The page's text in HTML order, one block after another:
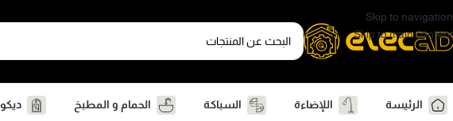
Skip to navigation
Skip to main content
الرئيسة اللإضاءة السباكة الحمام و المطبخ
الرئيسية
كهرباء وشوش ومفاتيح زر جرس بلوحة مضاءة فلات ساس